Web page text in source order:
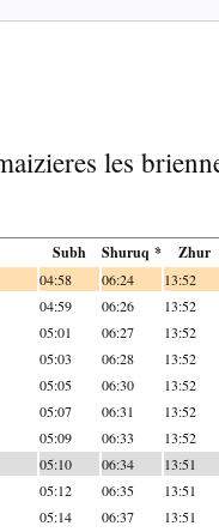
les
Subh Shuruq * Zhur
04:58 06:24 13:52
04:59 06:26 13:52
05:01 06:27 13:52
05:03 06:28 13:52
05:05 06:30 13:52
05:07 06:31 13:52
05:09 06:33 13:52
05:10 06:34 13:51
05:12 06:35 13:51
05:14 06:37 13:51